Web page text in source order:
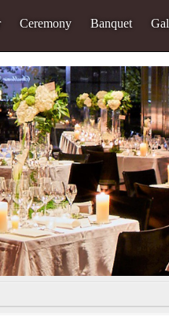
Ceremony Banquet